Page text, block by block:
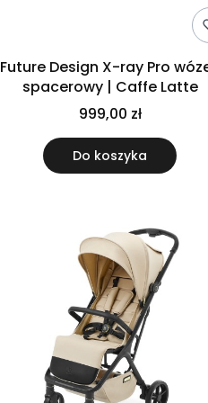
Future Design X-ray Pro wózek
spacerowy | Caffe Latte
999,00 zł
Do koszyka